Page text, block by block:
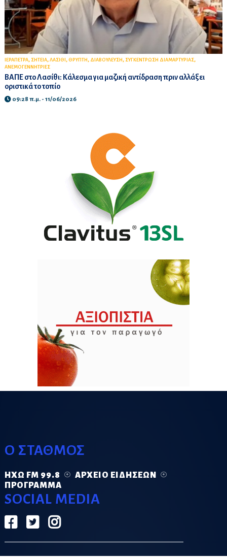
ΙΕΡΑΠΕΤΡΑ, ΣΗΤΕΙΑ, ΛΑΣΙΘΙ , ΘΡΥΠΤΗ , ΔΙΑΒΟΥΛΕΥΣΗ , ΣΥΓΚΕΝΤΡΩΣΗ ΔΙΑΜΑΡΤΥΡΙΑΣ,
ΑΝΕΜΟΓΕΝΝΗΤΡΙΕΣ
ΒΑΠΕ στο Λασίθι: Κάλεσμα για μαζική αντίδραση πριν αλλάξει
οριστικά το τοπίο
09:28 π.μ. - 11/06/2026
Ο ΣΤΑΘΜΟΣ
ΗΧΏ FM 99.8
ΑΡΧΕΊΟ ΕΙΔΉΣΕΩΝ
ΠΡΌΓΡΑΜΜΑ
SOCIAL MEDIA